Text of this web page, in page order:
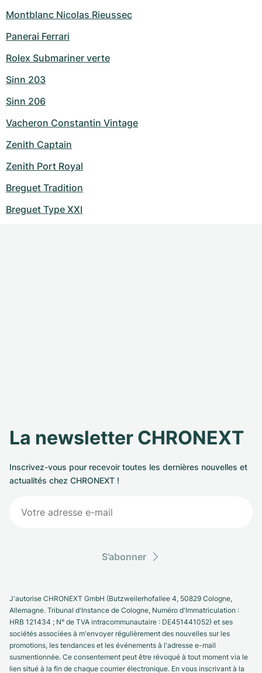
Montblanc Nicolas Rieussec
Panerai Ferrari
Rolex Submariner verte
Sinn 203
Sinn 206
Vacheron Constantin Vintage
Zenith Captain
Zenith Port Royal
Breguet Tradition
Breguet Type XXI
La newsletter CHRONEXT
Inscrivez-vous pour recevoir toutes les dernières nouvelles et
actualités chez CHRONEXT !
S’abonner
J'autorise CHRONEXT GmbH (Butzweilerhofallee 4, 50829 Cologne,
Allemagne. Tribunal d'Instance de Cologne, Numéro d'Immatriculation :
HRB 121434 ; N° de TVA intracommunautaire : DE451441052) et ses
sociétés associées à m'envoyer régulièrement des nouvelles sur les
promotions, les tendances et les événements à l'adresse e-mail
susmentionnée. Ce consentement peut être révoqué à tout moment via le
lien situé à la fin de chaque courrier électronique. En vous inscrivant à la